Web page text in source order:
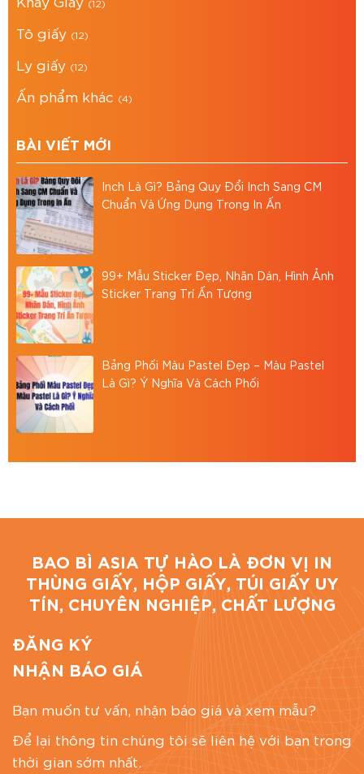
(12)
Tô giấy (12)
Ly giấy (12)
Ấn phẩm khác (4)
BÀI VIẾT MỚI
Inch Là Gì? Bảng Quy Đổi Inch Sang CM
Chuẩn Và Ứng Dụng Trong In Ấn
99+ Mẫu Sticker Đẹp, Nhãn Dán, Hình Ảnh
Sticker Trang Trí Ấn Tượng
Bảng Phối Màu Pastel Đẹp – Màu Pastel
Là Gì? Ý Nghĩa Và Cách Phối
BAO BÌ ASIA TỰ HÀO LÀ ĐƠN VỊ IN
THÙNG GIẤY, HỘP GIẤY, TÚI GIẤY UY
TÍN, CHUYÊN NGHIỆP, CHẤT LƯỢNG
ĐĂNG KÝ
NHẬN BÁO GIÁ
Bạn muốn tư vấn, nhận báo giá và xem mẫu?
Để lại thông tin chúng tôi sẽ liên hệ với bạn trong
thời gian sớm nhất.